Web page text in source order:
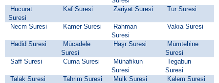
Hucurat
Suresi
Kaf Suresi Zariyat Suresi Tur Suresi
Necm Suresi Kamer Suresi
Rahman
Suresi
Vakıa Suresi
Hadid Suresi
Mücadele
Suresi
Haşr Suresi
Mümtehine
Suresi
Saff Suresi
Cuma Suresi
Münafikun
Suresi
Tegabun
Suresi
Talak Suresi
Tahrim Suresi Mülk Suresi
Kalem Suresi